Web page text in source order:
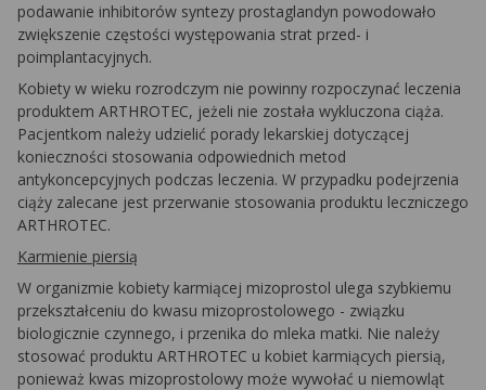
podawanie inhibitorów syntezy prostaglandyn powodowało
zwiększenie częstości występowania strat przed- i
poimplantacyjnych.
Kobiety w wieku rozrodczym nie powinny rozpoczynać leczenia
produktem ARTHROTEC, jeżeli nie została wykluczona ciąża.
Pacjentkom należy udzielić porady lekarskiej dotyczącej
konieczności stosowania odpowiednich metod
antykoncepcyjnych podczas leczenia. W przypadku podejrzenia
ciąży zalecane jest przerwanie stosowania produktu leczniczego
ARTHROTEC.
Karmienie piersią
W organizmie kobiety karmiącej mizoprostol ulega szybkiemu
przekształceniu do kwasu mizoprostolowego - związku
biologicznie czynnego, i przenika do mleka matki. Nie należy
stosować produktu ARTHROTEC u kobiet karmiących piersią,
ponieważ kwas mizoprostolowy może wywołać u niemowląt